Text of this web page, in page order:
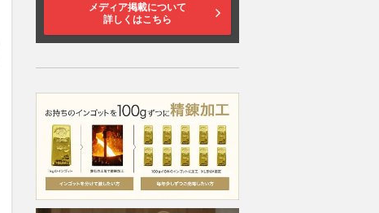
メディア掲載について
詳しくはこちら